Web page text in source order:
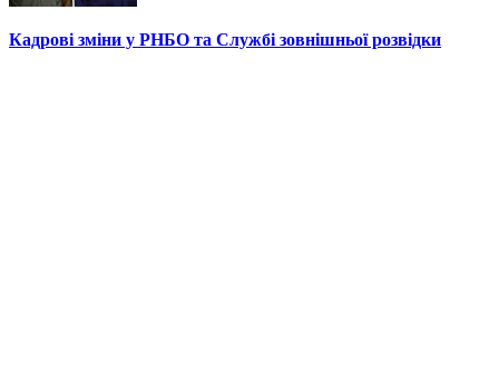
Кадрові зміни у РНБО та Службі зовнішньої розвідки